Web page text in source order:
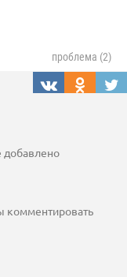
проблема (2)
добавлено
комментировать